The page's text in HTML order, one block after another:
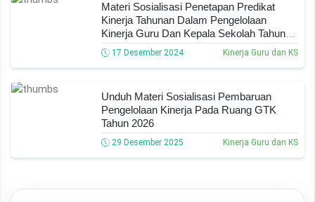
Materi Sosialisasi Penetapan Predikat
Kinerja Tahunan Dalam Pengelolaan
Kinerja Guru Dan Kepala Sekolah Tahun
202417 Desember 2024 Kinerja Guru dan KS
Unduh Materi Sosialisasi Pembaruan
Pengelolaan Kinerja Pada Ruang GTK
Tahun 2026
29 Desember 2025 Kinerja Guru dan KS